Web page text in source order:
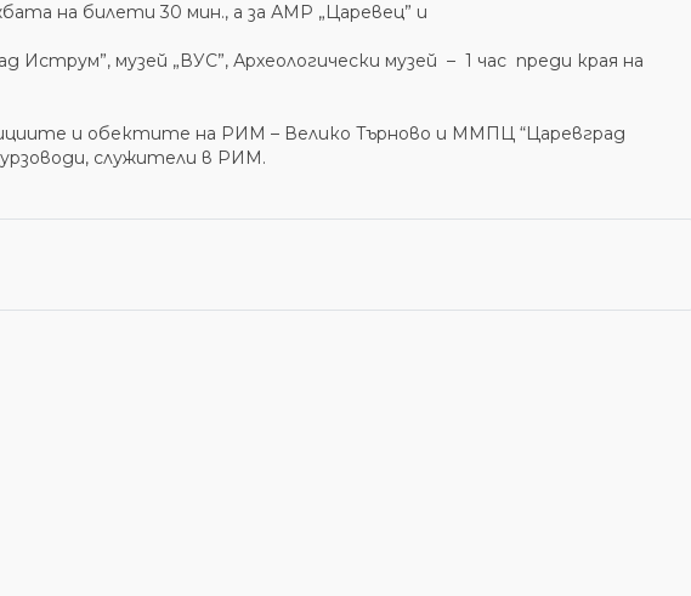
на билети 30 мин., а за АМР „Царевец” и
Иструм”, музей „ВУС”, Археологически музей – 1 час преди края на
и обектите на РИМ – Велико Търново и ММПЦ “Царевград
служители в РИМ.